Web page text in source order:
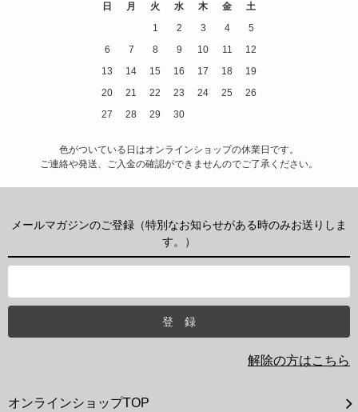
日
月 火 水 木 金
土
1
2 3 4
5
6
7 8 9 10 11
12
13
14 15 16 17 18
19
20
21 22 23 24 25
26
27
28 29 30
色がついている日はオンラインショップの休業日です。
ご連絡や発送、ご入金の確認ができませんのでご了承ください。
メールマガジンのご登録（特別なお知らせがある時のみお送りしま
す。）
解除の方はこちら
オンラインショップTOP